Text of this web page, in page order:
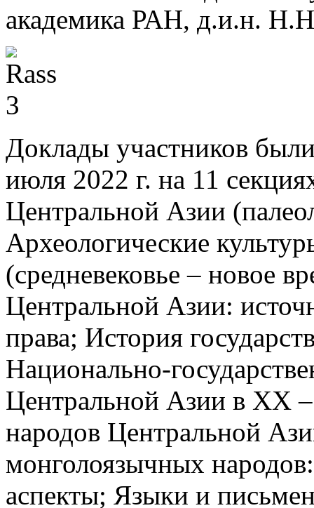
академика РАН, д.и.н.
Доклады участников
июля 2022 г. на 11
Центральной Азии
Археологические
(средневековье – новое
Центральной Азии:
права; История
Национально-
Центральной Азии в XX
народов Центральной
монголоязычных
аспекты; Языки и